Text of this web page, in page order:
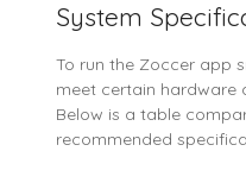
System
To run the Zoccer app
meet certain hardware
Below is a table
recommended